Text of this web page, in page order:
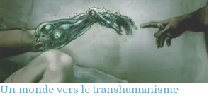
Un monde vers le transhumanisme